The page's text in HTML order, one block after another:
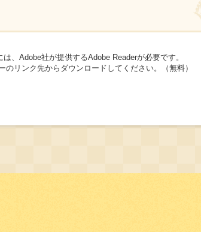
、Adobe社が提供するAdobe Readerが必要です。
リンク先からダウンロードしてください。（無料）